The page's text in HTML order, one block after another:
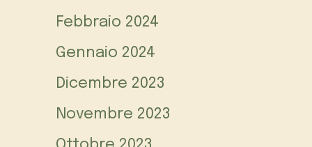
Febbraio 2024
Gennaio 2024
Dicembre 2023
Novembre 2023